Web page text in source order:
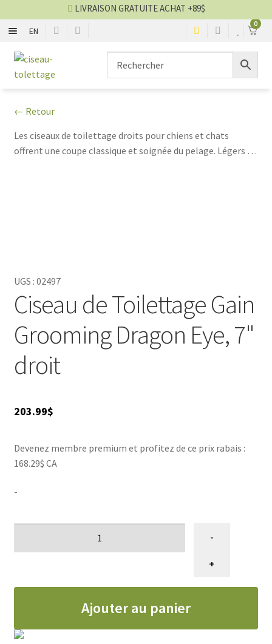
EN
0
Aller
à
Aller
au
LIVRAISON GRATUITE ACHAT +89$
DROIT
SCULPTEUR
← Retour
Les ciseaux de toilettage droits pour chiens et chats
offrent une coupe classique et soignée du pelage. Légers et
UGS : 02497
Ciseau de Toilettage Gain
Grooming Dragon Eye, 7"
droit
203.99$
Devenez membre premium et profitez de ce prix rabais :
168.29$ CA
-
Ciseau
toilettage
-
+
Ajouter au panier